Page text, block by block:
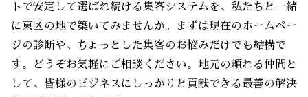
トで安定して選ばれ続ける集客システムを、私たちと一緒
に東区の地で築いてみませんか。まずは現在のホームペー
ジの診断や、ちょっとした集客のお悩みだけでも結構で
す。どうぞお気軽にご相談ください。地元の頼れる仲間と
して、皆様のビジネスにしっかりと貢献できる最善の解決